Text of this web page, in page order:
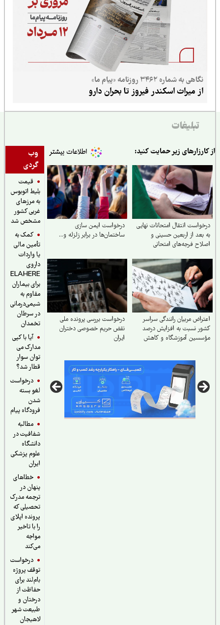
نگاهی به شماره ۳۴۶۲ روزنامه «پیام ما»
از میراث اسکندر فیروز تا بحران دارو
تبلیغات
وب
گردی
قیمت
بلیط اتوبوس
به مرزهای
غربی کشور
مشخص شد
کمک به
تأمین مالی
یا واردات
داروی
ELAHERE
برای بیماران
مقاوم به
شیمی‌درمانی
در سرطان
تخمدان
آیا با کپی
مدارک می
توان سوار
قطار شد؟
درخواست
لغو بسته
فرودگاه پیام
مطالبه
شفافیت در
دانشگاه
علوم پزشکی
خطاهای
پنهان در
ترجمه مدرک
تحصیلی که
پرونده اپلای
را با تاخیر
درخواست
توقف پروژه
بام‌لند برای
حفاظت از
درختان و
طبیعت شهر
لاهیجان
زیر حمایت کنید:
انتقال امتحانات نهایی
از اربعین حسینی و
فرجه‌های امتحانی
درخواست ایمن‌ سازی
ساختمان‌ها در برابر زلزله و...
مربیان رانندگی سراسر
نسبت به افزایش درصد
آموزشگاه و کاهش
درخواست بررسی پرونده ملی
نقض حریم خصوصی دختران